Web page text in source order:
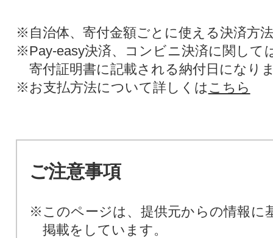
※自治体、寄付金額ごとに使える決済方
※Pay-easy決済、コンビニ決済に関して
寄付証明書に記載される納付日になり
※お支払方法について詳しくは こちら
ご注意事項
※このページは、提供元からの情報に
掲載をしています。